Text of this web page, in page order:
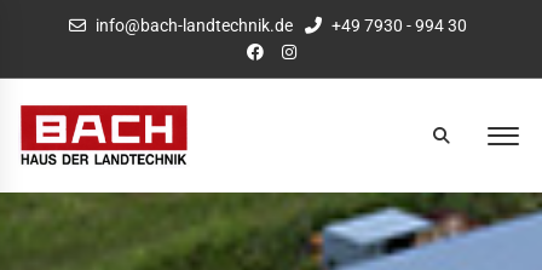
info@bach-landtechnik.de +49 7930 - 994 30